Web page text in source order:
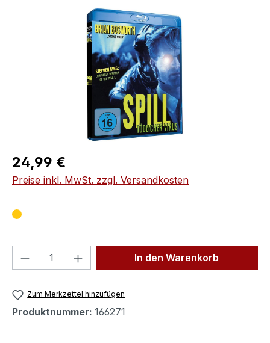
Bildergalerie überspringen
Regulärer Preis:
24,99 €
Preise inkl. MwSt. zzgl. Versandkosten
Produkt Anzahl: Gib denIn den Warenkorb
Zum Merkzettel hinzufügen
Produktnummer: 166271